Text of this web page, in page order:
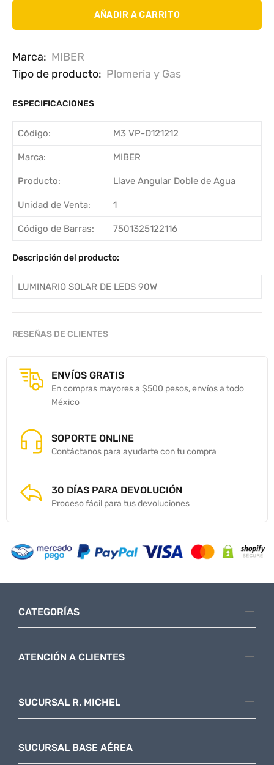
AÑADIR A CARRITO
Marca: MIBER
Tipo de producto: Plomeria y Gas
ESPECIFICACIONES
Código: M3 VP-D121212
Marca: MIBER
Producto: Llave Angular Doble de Agua
Unidad de Venta: 1
Código de Barras: 7501325122116
Descripción del producto:
LUMINARIO SOLAR DE LEDS 90W
RESEÑAS DE CLIENTES
ENVÍOS GRATIS
En compras mayores a $500 pesos, envíos a todo
México
SOPORTE ONLINE
Contáctanos para ayudarte con tu compra
30 DÍAS PARA DEVOLUCIÓN
Proceso fácil para tus devoluciones
CATEGORÍAS
ATENCIÓN A CLIENTES
SUCURSAL R. MICHEL
SUCURSAL BASE AÉREA